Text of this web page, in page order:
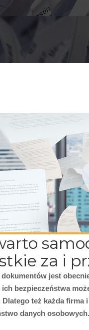
za i
jest
ich bezpieczeństwa
Dlatego też każda
danych